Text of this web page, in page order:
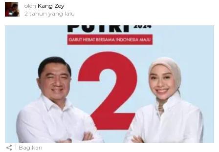
oleh Kang Zey
2 tahun yang lalu
1 Bagikan